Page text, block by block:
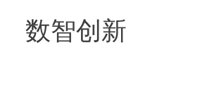
数智创新